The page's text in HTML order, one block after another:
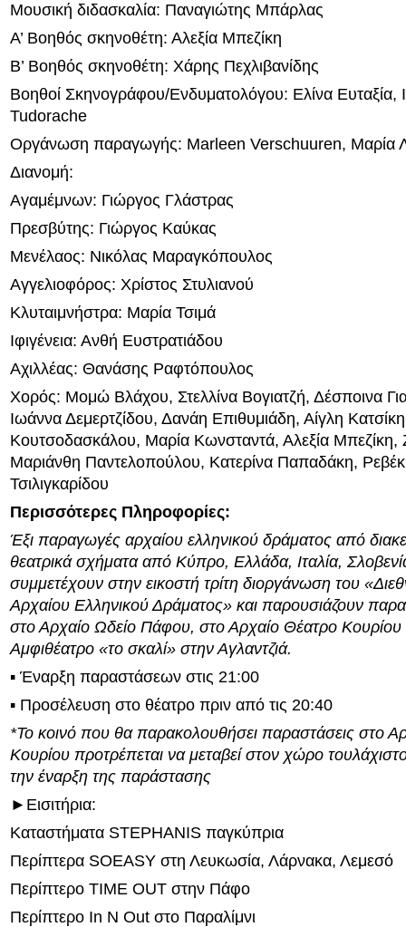
Μουσική διδασκαλία: Παναγιώτης Μπάρλας
Α’ Βοηθός σκηνοθέτη: Αλεξία Μπεζίκη
Β’ Βοηθός σκηνοθέτη: Χάρης Πεχλιβανίδης
Βοηθοί Σκηνογράφου/Ενδυματολόγου: Ελίνα Ευταξία,
Tudorache
Οργάνωση παραγωγής: Marleen Verschuuren, Μαρία
Διανομή:
Αγαμέμνων: Γιώργος Γλάστρας
Πρεσβύτης: Γιώργος Καύκας
Μενέλαος: Νικόλας Μαραγκόπουλος
Αγγελιοφόρος: Χρίστος Στυλιανού
Κλυταιμνήστρα: Μαρία Τσιμά
Ιφιγένεια: Ανθή Ευστρατιάδου
Αχιλλέας: Θανάσης Ραφτόπουλος
Χορός: Μομώ Βλάχου, Στελλίνα Βογιατζή, Δέσποινα
Ιωάννα Δεμερτζίδου, Δανάη Επιθυμιάδη, Αίγλη
Κουτσοδασκάλου, Μαρία Κωνσταντά, Αλεξία
Μαριάνθη Παντελοπούλου, Κατερίνα Παπαδάκη,
Τσιλιγκαρίδου
Περισσότερες Πληροφορίες:
Έξι παραγωγές αρχαίου ελληνικού δράματος από
θεατρικά σχήματα από Κύπρο, Ελλάδα, Ιταλία,
συμμετέχουν στην εικοστή τρίτη διοργάνωση του
Αρχαίου Ελληνικού Δράματος» και παρουσιάζουν
στο Αρχαίο Ωδείο Πάφου, στο Αρχαίο Θέατρο Κουρίου
Αμφιθέατρο «το σκαλί» στην Αγλαντζιά.
▪ Έναρξη παραστάσεων στις 21:00
▪ Προσέλευση στο θέατρο πριν από τις 20:40
*Το κοινό που θα παρακολουθήσει παραστάσεις στο
Κουρίου προτρέπεται να μεταβεί στον χώρο
την έναρξη της παράστασης
►Εισιτήρια:
Καταστήματα STEPHANIS παγκύπρια
Περίπτερα SOEASY στη Λευκωσία, Λάρνακα, Λεμεσό
Περίπτερο ΤΙΜΕ OUT στην Πάφο
Περίπτερο In N Out στο Παραλίμνι